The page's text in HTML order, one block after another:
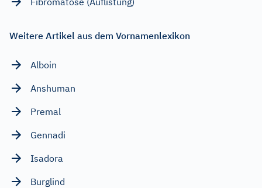
Weitere Artikel aus dem Vornamenlexikon
Alboin
Anshuman
Premal
Gennadi
Isadora
Burglind